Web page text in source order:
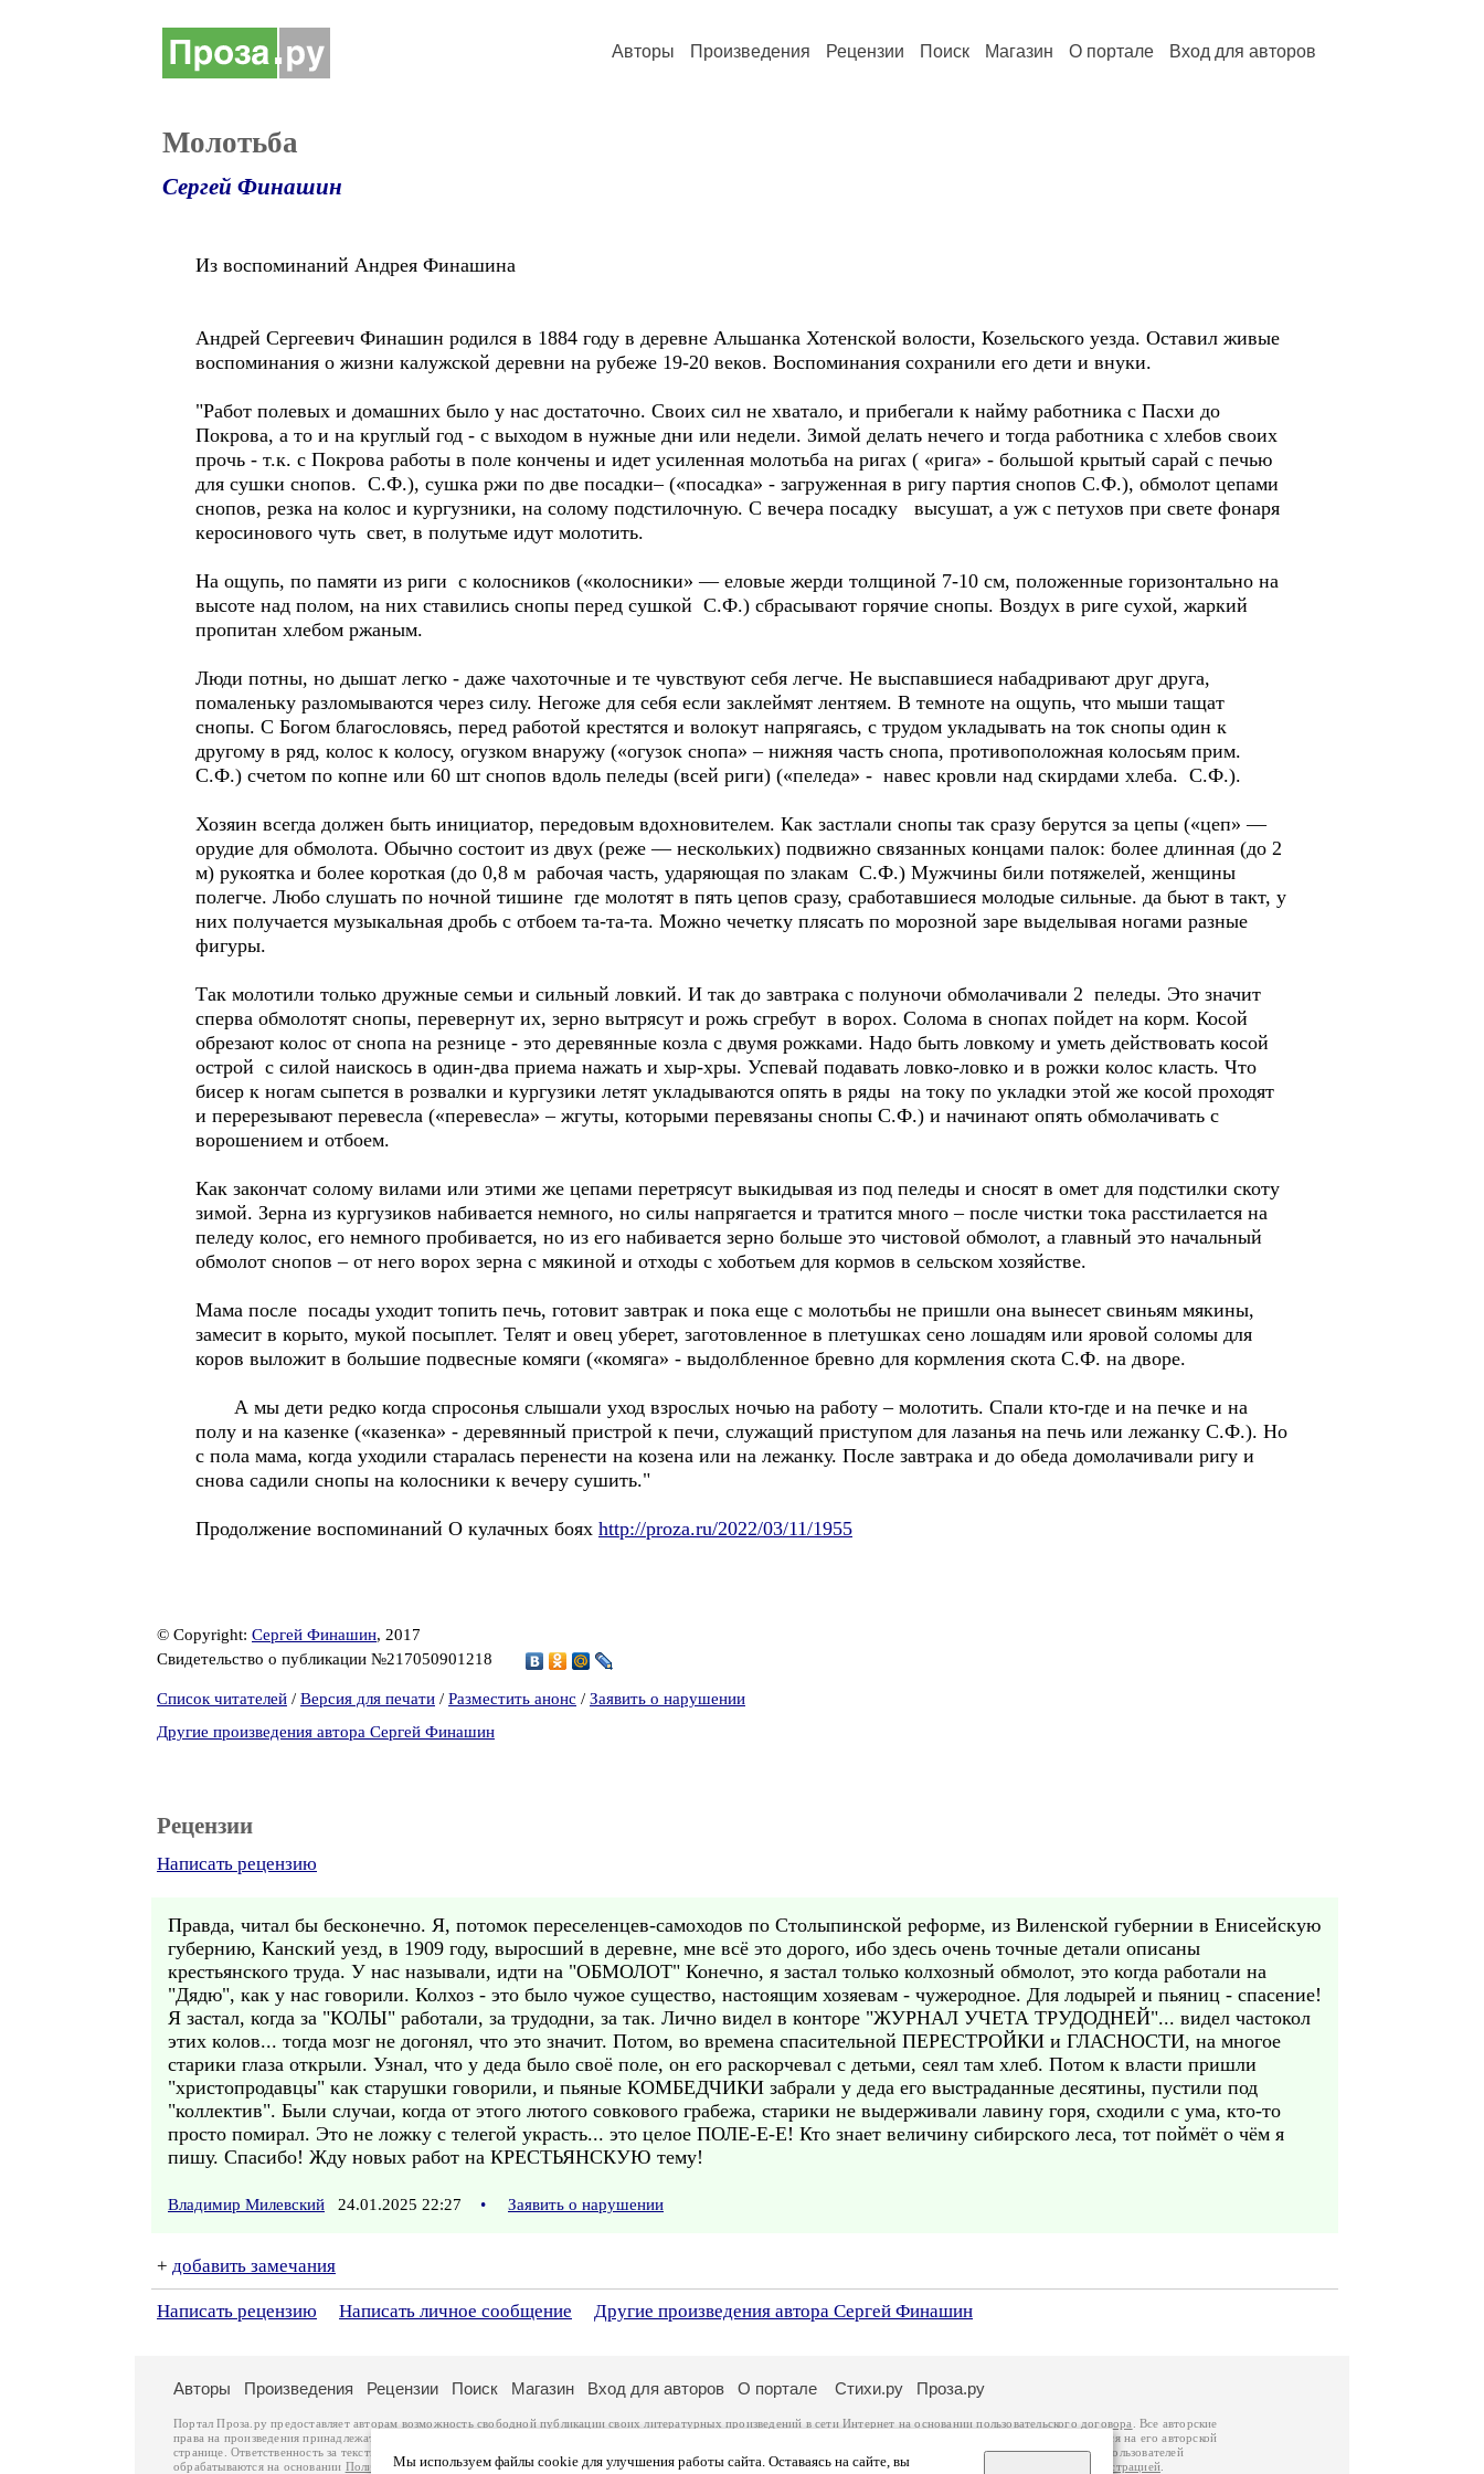
Авторы Произведения Рецензии Поиск Магазин О портале Вход для авторов
Молотьба
Сергей Финашин
Из воспоминаний Андрея Финашина
Андрей Сергеевич Финашин родился в 1884 году в деревне Альшанка Хотенской волости, Козельского уезда. Оставил живые
воспоминания о жизни калужской деревни на рубеже 19-20 веков. Воспоминания сохранили его дети и внуки.
"Работ полевых и домашних было у нас достаточно. Своих сил не хватало, и прибегали к найму работника с Пасхи до
Покрова, а то и на круглый год - с выходом в нужные дни или недели. Зимой делать нечего и тогда работника с хлебов своих
прочь - т.к. с Покрова работы в поле кончены и идет усиленная молотьба на ригах ( «рига» - большой крытый сарай с печью
для сушки снопов. С.Ф.), сушка ржи по две посадки– («посадка» - загруженная в ригу партия снопов С.Ф.), обмолот цепами
снопов, резка на колос и кургузники, на солому подстилочную. С вечера посадку высушат, а уж с петухов при свете фонаря
керосинового чуть свет, в полутьме идут молотить.
На ощупь, по памяти из риги с колосников («колосники» — еловые жерди толщиной 7-10 см, положенные горизонтально на
высоте над полом, на них ставились снопы перед сушкой С.Ф.) сбрасывают горячие снопы. Воздух в риге сухой, жаркий
пропитан хлебом ржаным.
Люди потны, но дышат легко - даже чахоточные и те чувствуют себя легче. Не выспавшиеся набадривают друг друга,
помаленьку разломываются через силу. Негоже для себя если заклеймят лентяем. В темноте на ощупь, что мыши тащат
снопы. С Богом благословясь, перед работой крестятся и волокут напрягаясь, с трудом укладывать на ток снопы один к
другому в ряд, колос к колосу, огузком внаружу («огузок снопа» – нижняя часть снопа, противоположная колосьям прим.
С.Ф.) счетом по копне или 60 шт снопов вдоль пеледы (всей риги) («пеледа» - навес кровли над скирдами хлеба. С.Ф.).
Хозяин всегда должен быть инициатор, передовым вдохновителем. Как застлали снопы так сразу берутся за цепы («цеп» —
орудие для обмолота. Обычно состоит из двух (реже — нескольких) подвижно связанных концами палок: более длинная (до 2
м) рукоятка и более короткая (до 0,8 м рабочая часть, ударяющая по злакам С.Ф.) Мужчины били потяжелей, женщины
полегче. Любо слушать по ночной тишине где молотят в пять цепов сразу, сработавшиеся молодые сильные. да бьют в такт, у
них получается музыкальная дробь с отбоем та-та-та. Можно чечетку плясать по морозной заре выделывая ногами разные
фигуры.
Так молотили только дружные семьи и сильный ловкий. И так до завтрака с полуночи обмолачивали 2 пеледы. Это значит
сперва обмолотят снопы, перевернут их, зерно вытрясут и рожь сгребут в ворох. Солома в снопах пойдет на корм. Косой
обрезают колос от снопа на резнице - это деревянные козла с двумя рожками. Надо быть ловкому и уметь действовать косой
острой с силой наискось в один-два приема нажать и хыр-хры. Успевай подавать ловко-ловко и в рожки колос класть. Что
бисер к ногам сыпется в розвалки и кургузики летят укладываются опять в ряды на току по укладки этой же косой проходят
и перерезывают перевесла («перевесла» – жгуты, которыми перевязаны снопы С.Ф.) и начинают опять обмолачивать с
ворошением и отбоем.
Как закончат солому вилами или этими же цепами перетрясут выкидывая из под пеледы и сносят в омет для подстилки скоту
зимой. Зерна из кургузиков набивается немного, но силы напрягается и тратится много – после чистки тока расстилается на
пеледу колос, его немного пробивается, но из его набивается зерно больше это чистовой обмолот, а главный это начальный
обмолот снопов – от него ворох зерна с мякиной и отходы с хоботьем для кормов в сельском хозяйстве.
Мама после посады уходит топить печь, готовит завтрак и пока еще с молотьбы не пришли она вынесет свиньям мякины,
замесит в корыто, мукой посыплет. Телят и овец уберет, заготовленное в плетушках сено лошадям или яровой соломы для
коров выложит в большие подвесные комяги («комяга» - выдолбленное бревно для кормления скота С.Ф. на дворе.
А мы дети редко когда спросонья слышали уход взрослых ночью на работу – молотить. Спали кто-где и на печке и на
полу и на казенке («казенка» - деревянный пристрой к печи, служащий приступом для лазанья на печь или лежанку С.Ф.). Но
с пола мама, когда уходили старалась перенести на козена или на лежанку. После завтрака и до обеда домолачивали ригу и
снова садили снопы на колосники к вечеру сушить."
Продолжение воспоминаний О кулачных боях http://proza.ru/2022/03/11/1955
© Copyright: Сергей Финашин, 2017
Свидетельство о публикации №217050901218
Список читателей / Версия для печати / Разместить анонс / Заявить о нарушении
Другие произведения автора Сергей Финашин
Рецензии
Написать рецензию
Правда, читал бы бесконечно. Я, потомок переселенцев-самоходов по Столыпинской реформе, из Виленской губернии в Енисейскую
губернию, Канский уезд, в 1909 году, выросший в деревне, мне всё это дорого, ибо здесь очень точные детали описаны
крестьянского труда. У нас называли, идти на "ОБМОЛОТ" Конечно, я застал только колхозный обмолот, это когда работали на
"Дядю", как у нас говорили. Колхоз - это было чужое существо, настоящим хозяевам - чужеродное. Для лодырей и пьяниц - спасение!
Я застал, когда за "КОЛЫ" работали, за трудодни, за так. Лично видел в конторе "ЖУРНАЛ УЧЕТА ТРУДОДНЕЙ"... видел частокол
этих колов... тогда мозг не догонял, что это значит. Потом, во времена спасительной ПЕРЕСТРОЙКИ и ГЛАСНОСТИ, на многое
старики глаза открыли. Узнал, что у деда было своё поле, он его раскорчевал с детьми, сеял там хлеб. Потом к власти пришли
"христопродавцы" как старушки говорили, и пьяные КОМБЕДЧИКИ забрали у деда его выстраданные десятины, пустили под
"коллектив". Были случаи, когда от этого лютого совкового грабежа, старики не выдерживали лавину горя, сходили с ума, кто-то
просто помирал. Это не ложку с телегой украсть... это целое ПОЛЕ-Е-Е! Кто знает величину сибирского леса, тот поймёт о чём я
пишу. Спасибо! Жду новых работ на КРЕСТЬЯНСКУЮ тему!
Владимир Милевский 24.01.2025 22:27 • Заявить о нарушении
+ добавить замечания
Написать рецензию Написать личное сообщение Другие произведения автора Сергей Финашин
Мы используем файлы cookie для улучшения работы сайта. Оставаясь на сайте, вы
Авторы Произведения Рецензии Поиск Магазин Вход для авторов О портале Стихи.ру Проза.ру
Портал Проза.ру предоставляет авторам возможность свободной публикации своих литературных произведений в сети Интернет на основаниипользовательского договора
. Все авторские
права на произведения принадлежат авторам и охраняются
. Перепечатка произведений возможна только с согласия его автора, к которому вы можете обратиться на его авторской
странице. Ответственность за тексты произведений авторы несут самостоятельно на основании
законодательства Российской Федерации. Данные пользователей
обрабатываются на основании Политики обработки персональных данных. Вы также можете посмотреть более подробнуюинформацию о портале связаться с администрацией